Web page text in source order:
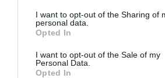
not limited to your visit or usage
grant or deny consent to Google and
use your data for below specified
consent section.
I want to opt-out of the Sharing of
personal data.
Opted In
I want to opt-out of the Sale of my
Personal Data.
Opted In